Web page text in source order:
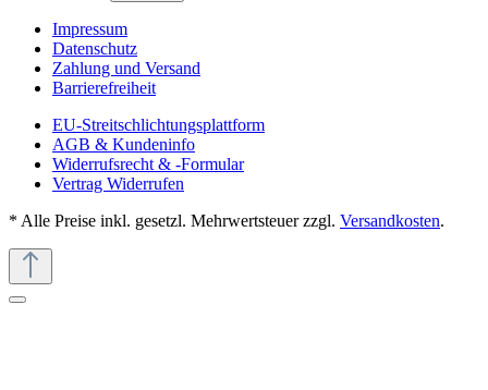
Impressum
Datenschutz
Zahlung und Versand
Barrierefreiheit
EU-Streitschlichtungsplattform
AGB & Kundeninfo
Widerrufsrecht & -Formular
Vertrag Widerrufen
* Alle Preise inkl. gesetzl. Mehrwertsteuer zzgl. Versandkosten.